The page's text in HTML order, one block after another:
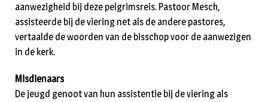
aanwezigheid bij deze pelgrimsreis. Pastoor Mesch,
assisteerde bij de viering net als de andere pastores,
vertaalde de woorden van de bisschop voor de aanwezigen
in de kerk.
Misdienaars
De jeugd genoot van hun assistentie bij de viering als